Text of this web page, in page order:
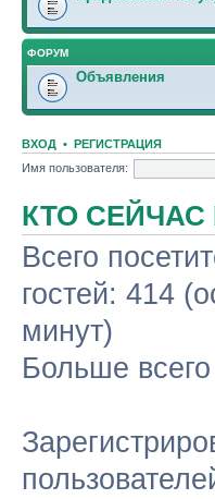
ФОРУМ
Объявления
ВХОД • РЕГИСТРАЦИЯ
Имя пользователя:
КТО
Всего
гостей: 414
минут)
Больше